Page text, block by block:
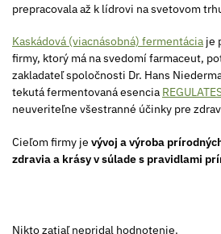
prepracovala až k lídrovi na svetovom
Kaskádová (viacnásobná) fermentácia je
firmy, ktorý má na svedomí farmaceut,
zakladateľ spoločnosti Dr. Hans
tekutá fermentovaná esencia
neuveriteľne všestranné účinky pre
Cieľom firmy je vývoj a výroba
zdravia a krásy v súlade s pravidlami
Nikto zatiaľ nepridal hodnotenie.